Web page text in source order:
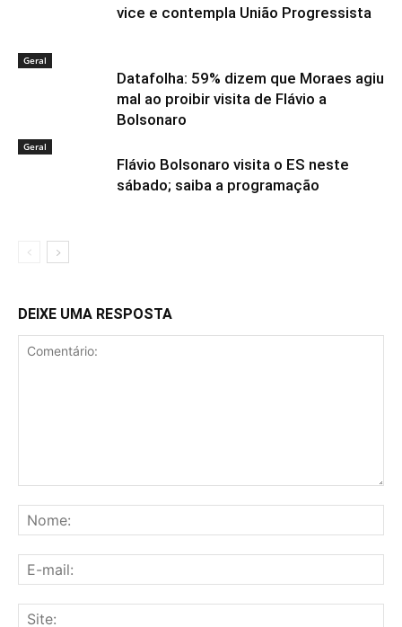
vice e contempla União Progressista
Geral
Datafolha: 59% dizem que Moraes agiu
mal ao proibir visita de Flávio a
Bolsonaro
Geral
Flávio Bolsonaro visita o ES neste
sábado; saiba a programação
DEIXE UMA RESPOSTA